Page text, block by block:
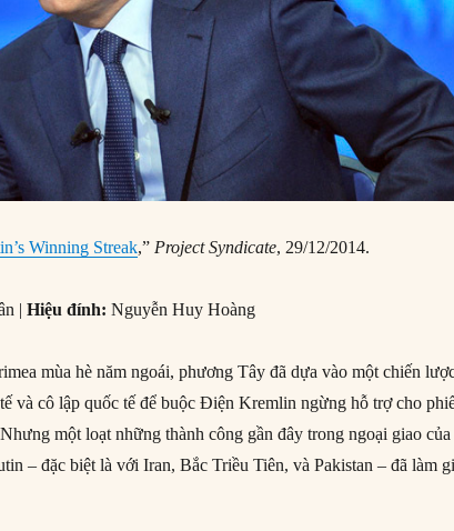
Winning Streak,” Project Syndicate, 29/12/2014.
|Hiệu đính: Nguyễn Huy Hoàng
mùa hè năm ngoái, phương Tây đã dựa vào một chiến
và cô lập quốc tế để buộc Điện Kremlin ngừng hỗ trợ cho
một loạt những thành công gần đây trong ngoại giao của
– đặc biệt là với Iran, Bắc Triều Tiên, và Pakistan – đã làm